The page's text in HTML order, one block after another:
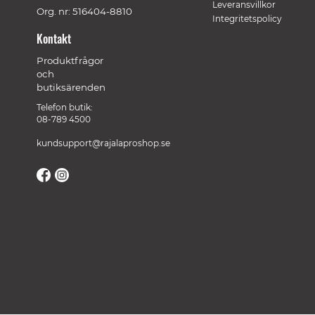
Org. nr: 516404-8810
Kontakt
Produktfrågor
och
butiksärenden
Telefon butik:
08-789 4500
kundsupport@rajalaproshop.se
Leveransvillkor
Integritetspolicy